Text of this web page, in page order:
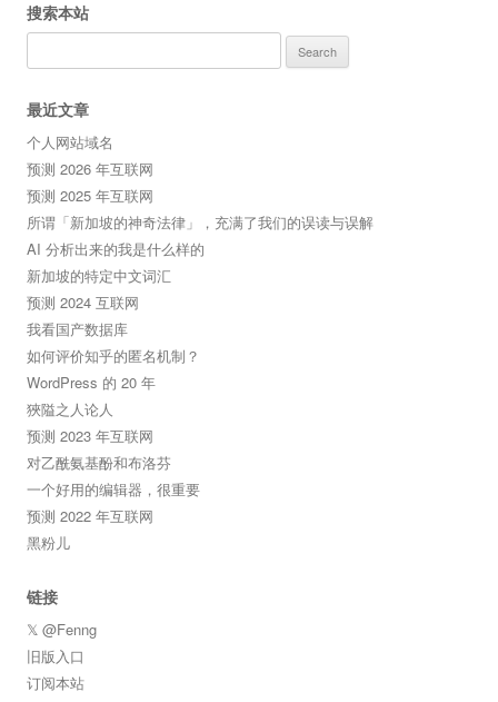
搜索本站
for:
最近文章
个人网站域名
预测 2026 年互联网
预测 2025 年互联网
所谓「新加坡的神奇法律」，充满了我们的误读与误解
AI 分析出来的我是什么样的
新加坡的特定中文词汇
预测 2024 互联网
我看国产数据库
如何评价知乎的匿名机制？
WordPress 的 20 年
狹隘之人论人
预测 2023 年互联网
对乙酰氨基酚和布洛芬
一个好用的编辑器，很重要
预测 2022 年互联网
黑粉儿
链接
𝕏 @Fenng
旧版入口
订阅本站